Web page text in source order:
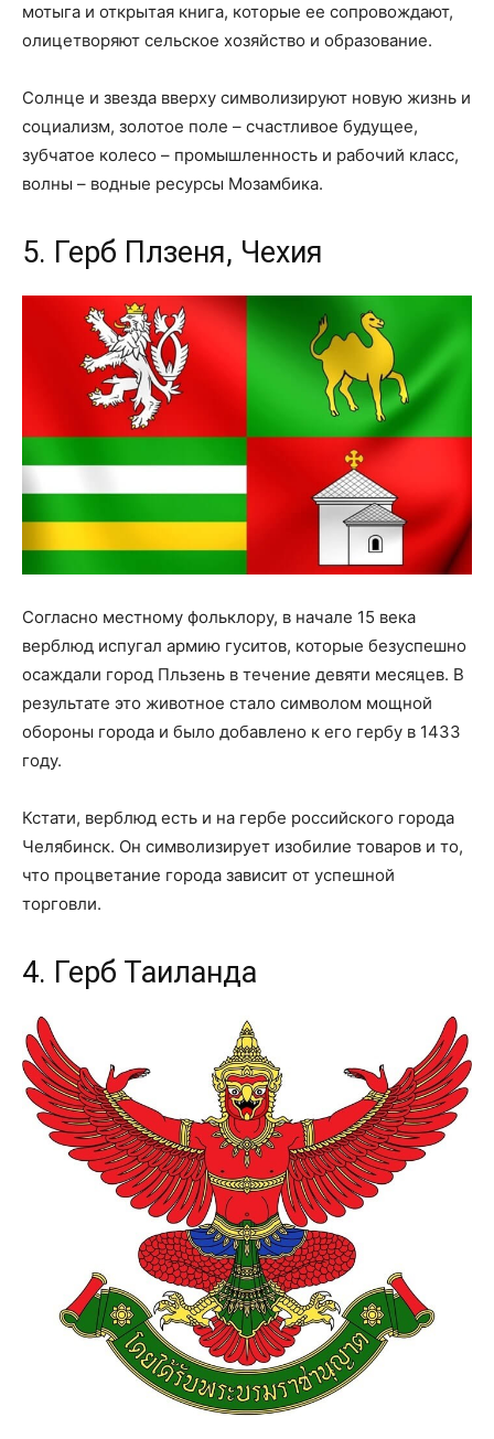
мотыга и открытая книга, которые ее сопровождают,
олицетворяют сельское хозяйство и образование.
Солнце и звезда вверху символизируют новую жизнь и
социализм, золотое поле – счастливое будущее,
зубчатое колесо – промышленность и рабочий класс,
волны – водные ресурсы Мозамбика.
5. Герб Плзеня, Чехия
Согласно местному фольклору, в начале 15 века
верблюд испугал армию гуситов, которые безуспешно
осаждали город Пльзень в течение девяти месяцев. В
результате это животное стало символом мощной
обороны города и было добавлено к его гербу в 1433
году.
Кстати, верблюд есть и на гербе российского города
Челябинск. Он символизирует изобилие товаров и то,
что процветание города зависит от успешной
торговли.
4. Герб Таиланда